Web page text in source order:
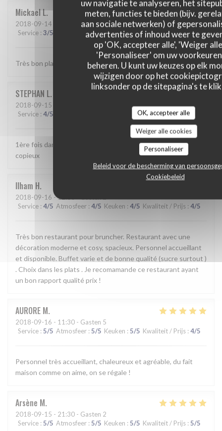
uw navigatie te analyseren, het
meten, functies te bieden (bijv.
aan sociale netwerken) of
advertenties of inhoud weer te
op 'OK, accepteer alle', 'Weiger
'Personaliseer' om uw
beheren. U kunt uw keuzes op elk
wijzigen door op het
linksonder op de sitepagina's te
OK, accepteer alle
Weiger alle cookies
Personaliseer
Beleid voor de bescherming van
Cookiebeleid
Mickael L
2018-09-14 - 20:00 - Gasten 3
Service : 3/5 Atmosfeer: 3/5 Keuken:5 /5 Kwaliteit / Prijs: 4/5
Très bon plats.
STEPHAN L
2018-09-15
Service : 4/5 /5 Kwaliteit / Prijs:
1ère fois dans ce restaurant Très bon accueil Plats bons et
copieux
Ilham H
2018-09-16 - 12:00 - Gasten 2
Service : 4/5 Atmosfeer : 4/5 Keuken : 4/5 Kwaliteit / Prijs : 4/5
Très bon restaurant pour bruncher. Restaurant avec une
décoration moderne et cosy, spacieux. Personnel accueillant
et disponible. Buffet varie et de bonne qualité (sucre surtout )
. Choix dans les plats . Je recomamande ce restaurant ayant
un bon rapport qualité prix !
AURORE M
2018-09-16 - 11:30 - Gasten 5
Service : 5/5 Atmosfeer : 5/5 Keuken : 5/5 Kwaliteit / Prijs : 4/5
Personnel très accueillant, chaleureux et agréable, du fait
maison comme on aime, on se régale !
Arsène M
2018-09-15 - 21:30 - Gasten 2
Service : 5/5 Atmosfeer : 5/5 Keuken : 5/5 Kwaliteit / Prijs : 5/5